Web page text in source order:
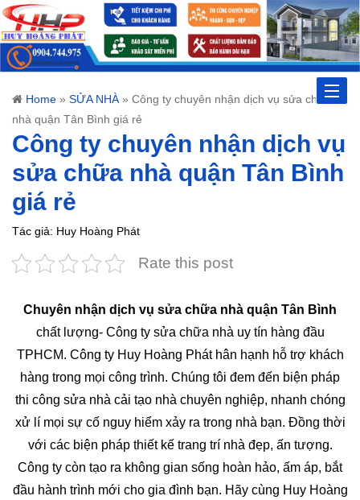
Toggle
Home » SỬA NHÀ» Công ty chuyên nhận dịch vụ sửa chữa
nhà quận Tân Bình giá rẻ
Công ty chuyên nhận dịch vụ
sửa chữa nhà quận Tân Bình
giá rẻ
Tác giả: Huy Hoàng Phát
Rate this post
Chuyên nhận dịch vụ sửa chữa nhà quận Tân Bình
chất lượng- Công ty sửa chữa nhà uy tín hàng đầu
TPHCM. Công ty Huy Hoàng Phát hân hạnh hỗ trợ khách
hàng trong mọi công trình. Chúng tôi đem đến biện pháp
thi công sửa nhà cải tạo nhà chuyên nghiệp, nhanh chóng
xử lí mọi sự cố nguy hiểm xảy ra trong nhà bạn. Đồng thời
với các biện pháp thiết kế trang trí nhà đẹp, ấn tượng.
Công ty còn tạo ra không gian sống hoàn hảo, ấm áp, bắt
đầu hành trình mới cho gia đình bạn. Hãy cùng Huy Hoàng